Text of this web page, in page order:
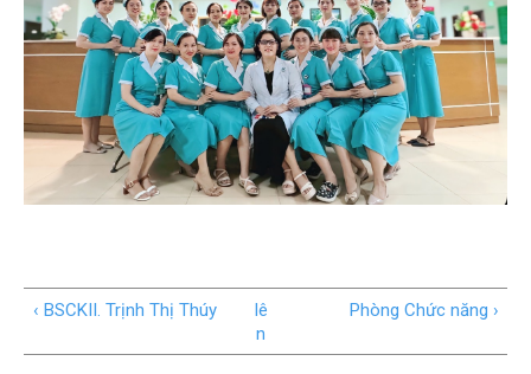
‹ BSCKII. Trịnh Thị Thúy
lê
n
Phòng Chức năng ›